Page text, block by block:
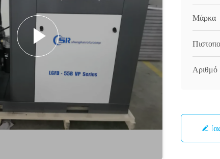
Μάρκα
Αριθμό